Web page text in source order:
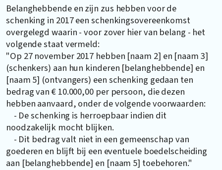
Belanghebbende en zijn zus hebben voor de
schenking in 2017 een schenkingsovereenkomst
overgelegd waarin - voor zover hier van belang - het
volgende staat vermeld:
"Op 27 november 2017 hebben [naam 2] en [naam 3]
(schenkers) aan hun kinderen [belanghebbende] en
[naam 5] (ontvangers) een schenking gedaan ten
bedrag van € 10.000,00 per persoon, die dezen
hebben aanvaard, onder de volgende voorwaarden:
- De schenking is herroepbaar indien dit
noodzakelijk mocht blijken.
- Dit bedrag valt niet in een gemeenschap van
goederen en blijft bij een eventuele boedelscheiding
aan [belanghebbende] en [naam 5] toebehoren."